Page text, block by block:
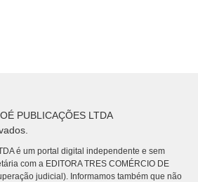
PUBLICAÇÕES LTDA
é um portal digital independente e sem
com a EDITORA TRES COMÉRCIO DE
judicial). Informamos também que não